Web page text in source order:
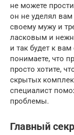
не можете
он не уделял вам
своему мужу и
ласковым и
и так будет к
понимаете, что
просто хотите,
скрытых
специалист
проблемы.
Главный